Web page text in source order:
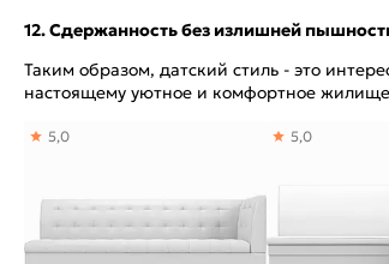
12. Сдержанность без излишней
Таким образом, датский стиль - это
настоящему уютное и комфортное
5,0 5,0